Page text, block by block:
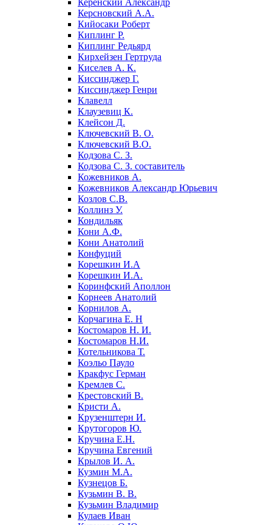
Керенский Александр
Керсновский А.А.
Кийосаки Роберт
Киплинг Р.
Киплинг Редьярд
Кирхейзен Гертруда
Киселев А. К.
Киссинджер Г.
Киссинджер Генри
Клавелл
Клаузевиц К.
Клейсон Д.
Ключевский В. О.
Ключевский В.О.
Кодзова С. З.
Кодзова С. З. составитель
Кожевников А.
Кожевников Александр Юрьевич
Козлов С.В.
Коллинз У.
Кондильяк
Кони А.Ф.
Кони Анатолий
Конфуций
Корешкин И.А
Корешкин И.А.
Коринфский Аполлон
Корнеев Анатолий
Корнилов А.
Корчагина Е. Н
Костомаров Н. И.
Костомаров Н.И.
Котельникова Т.
Коэльо Пауло
Кракфус Герман
Кремлев С.
Крестовский В.
Кристи А.
Крузенштерн И.
Крутогоров Ю.
Кручина Е.Н.
Кручина Евгений
Крылов И. А.
Кузмин М.А.
Кузнецов Б.
Кузьмин В. В.
Кузьмин Владимир
Кулаев Иван